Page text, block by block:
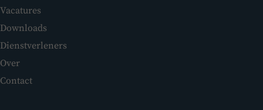
Vacatures
Downloads
Dienstverleners
Over
Contact